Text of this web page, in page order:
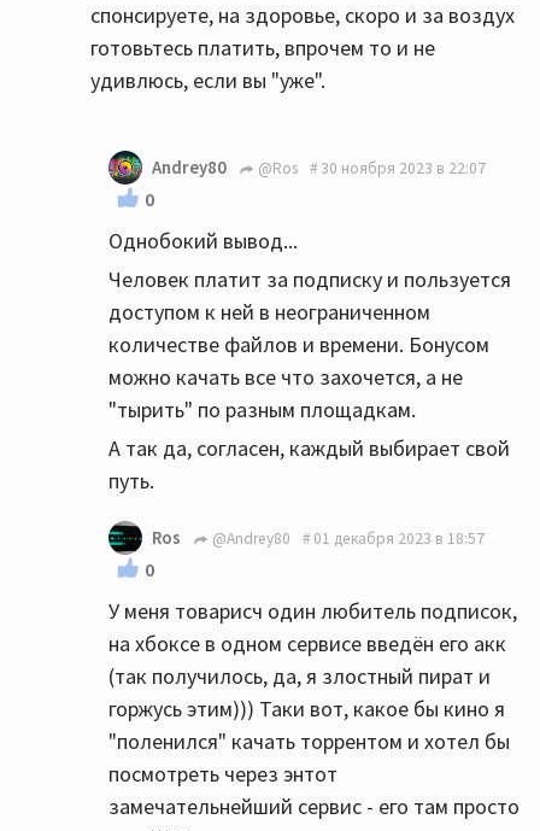
спонсируете, на здоровье, скоро и за воздух
готовьтесь платить, впрочем то и не
удивлюсь, если вы "уже".
Andrey80 @Ros 30 ноября 2023 в 22:07
0
Однобокий вывод...
Человек платит за подписку и пользуется
доступом к ней в неограниченном
количестве файлов и времени. Бонусом
можно качать все что захочется, а не
"тырить" по разным площадкам.
А так да, согласен, каждый выбирает свой
путь.
Ros @Andrey80 01 декабря 2023 в 18:57
0
У меня товарисч один любитель подписок,
на хбоксе в одном сервисе введён его акк
(так получилось, да, я злостный пират и
горжусь этим))) Таки вот, какое бы кино я
"поленился" качать торрентом и хотел бы
посмотреть через энтот
замечательнейший сервис - его там просто